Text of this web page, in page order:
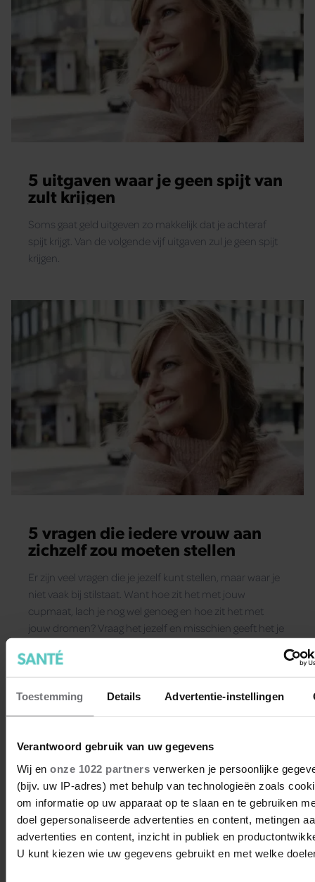
Toestemming Details Advertentie-instellingen
Verantwoord gebruik van uw gegevens
Wij en onze 1022 partnersverwerken je persoonlijke
(bijv. uw IP-adres) met behulp van technologieën zoals
om informatie op uw apparaat op te slaan en te gebruiken
doel gepersonaliseerde advertenties en content, metingen
advertenties en content, inzicht in publiek en
U kunt kiezen wie uw gegevens gebruikt en met welke
5 uitgaven waar je geen spijt van
zult krijgen
Soms gaat geld uitgeven zo makkelijk dat je achteraf
spijt krijgt. Van de volgende vijf uitgaven zul je geen spijt
krijgen.
5 vragen die iedere vrouw aan
zichzelf zou moeten stellen
Er zijn veel vragen die je jezelf kunt stellen, maar waar je
niet vaak bij stilstaat. Want hoe zit het met jouw
cupmaat, lach je nog wel genoeg en hoe zit het met
jouw dromen? Vraag het jezelf en misschien geeft het je